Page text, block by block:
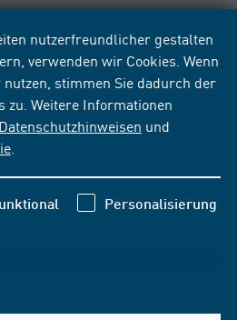
nutzerfreundlicher gestalten
verwenden wir Cookies. Wenn
nutzen, stimmen Sie dadurch der
zu. Weitere Informationen
Datenschutzhinweisen und
Personalisierung